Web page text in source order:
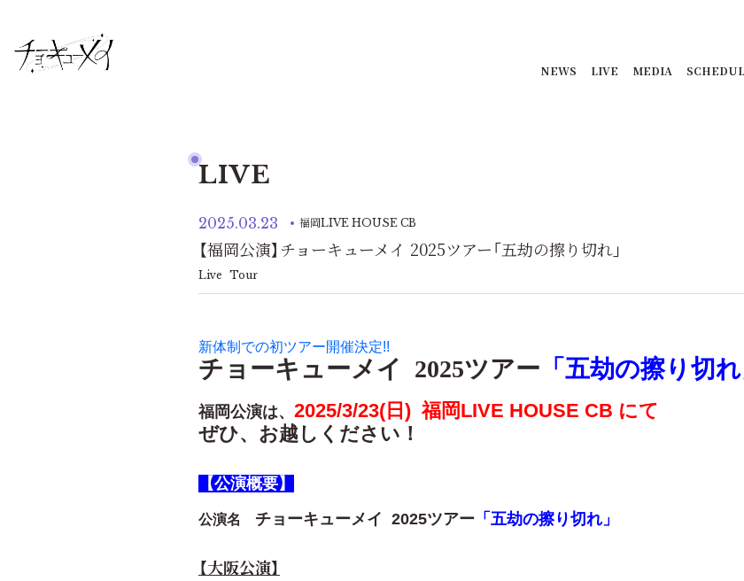
NEWS LIVE MEDIA
LIVE
2025.03.23 福岡LIVE HOUSE CB
【福岡公演】チョーキューメイ 2025ツアー「五劫の擦り切れ」
Live Tour
新体制での初ツアー開催決定!!
チョーキューメイ 2025ツアー 「五劫の擦り切れ
福岡公演は、 2025/3/23(日) 福岡LIVE HOUSE CB にて
ぜひ、お越しください！
【公演概要】
公演名 チョーキューメイ 2025ツアー 「五劫の擦り切れ」
【大阪公演】